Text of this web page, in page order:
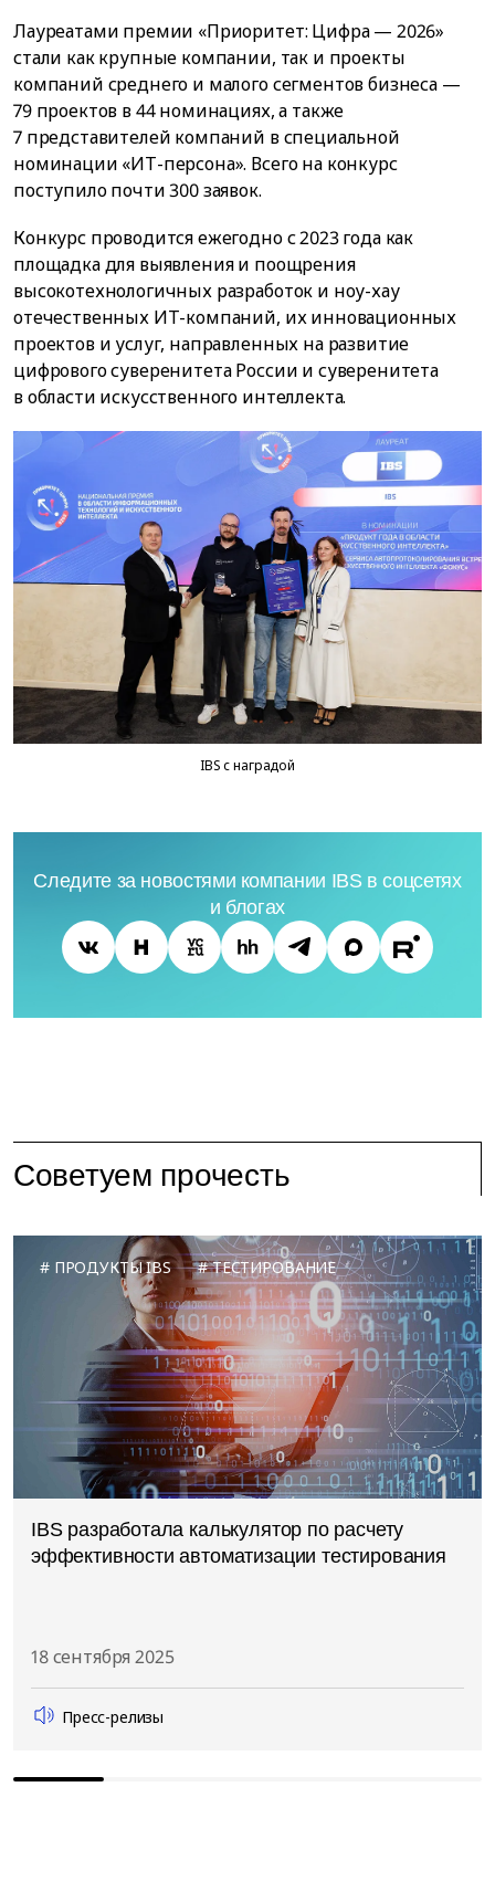
Лауреатами премии «Приоритет: Цифра — 2026»
стали как крупные компании, так и проекты
компаний среднего и малого сегментов бизнеса —
79 проектов в 44 номинациях, а также
7 представителей компаний в специальной
номинации «ИТ-персона». Всего на конкурс
поступило почти 300 заявок.
Конкурс проводится ежегодно с 2023 года как
площадка для выявления и поощрения
высокотехнологичных разработок и ноу-хау
отечественных ИТ-компаний, их инновационных
проектов и услуг, направленных на развитие
цифрового суверенитета России и суверенитета
в области искусственного интеллекта.
IBS с наградой
Следите за новостями компании IBS в соцсетях
и блогах
Советуем прочесть
ПРОДУКТЫ IBS ТЕСТИРОВАНИЕ
IBS разработала калькулятор по расчету
эффективности автоматизации тестирования
18 сентября 2025
Пресс-релизы